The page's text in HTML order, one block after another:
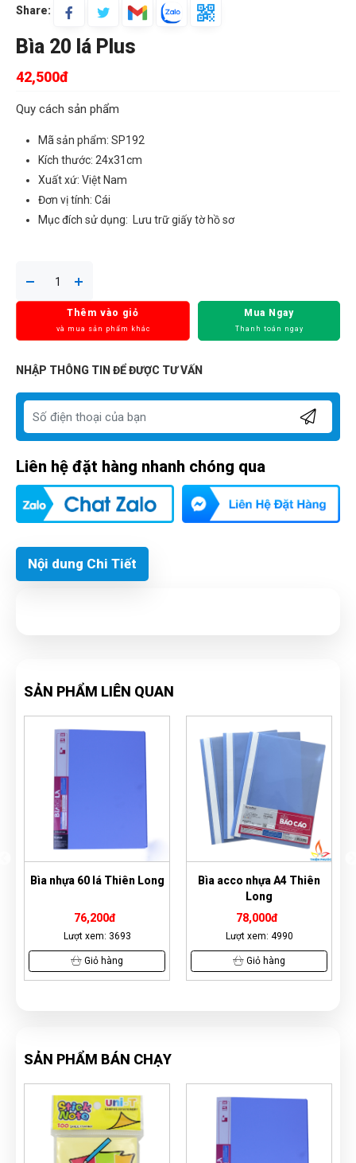
Share:
Bìa 20 lá Plus
42,500đ
Quy cách sản phẩm
Mã sản phẩm: SP192
Kích thước: 24x31cm
Xuất xứ: Việt Nam
Đơn vị tính: Cái
Mục đích sử dụng: Lưu trữ giấy tờ hồ sơ
Thêm vào giỏ
và mua sản phẩm khác
Mua Ngay
Thanh toán ngay
NHẬP THÔNG TIN ĐỂ ĐƯỢC TƯ VẤN
Liên hệ đặt hàng nhanh chóng qua
Nội dung Chi Tiết
SẢN PHẨM LIÊN QUAN
60 lá Thiên Long
Bìa acco nhựa A4 Thiên
Bìa Lỗ 4
SẢN PHẨM BÁN CHẠY